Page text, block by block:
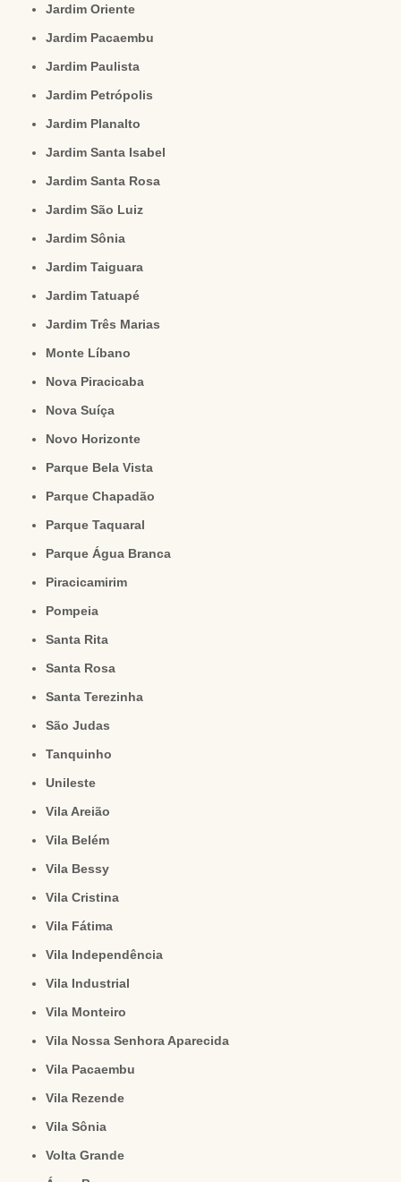
Jardim Oriente
Jardim Pacaembu
Jardim Paulista
Jardim Petrópolis
Jardim Planalto
Jardim Santa Isabel
Jardim Santa Rosa
Jardim São Luiz
Jardim Sônia
Jardim Taiguara
Jardim Tatuapé
Jardim Três Marias
Monte Líbano
Nova Piracicaba
Nova Suíça
Novo Horizonte
Parque Bela Vista
Parque Chapadão
Parque Taquaral
Parque Água Branca
Piracicamirim
Pompeia
Santa Rita
Santa Rosa
Santa Terezinha
São Judas
Tanquinho
Unileste
Vila Areião
Vila Belém
Vila Bessy
Vila Cristina
Vila Fátima
Vila Independência
Vila Industrial
Vila Monteiro
Vila Nossa Senhora Aparecida
Vila Pacaembu
Vila Rezende
Vila Sônia
Volta Grande